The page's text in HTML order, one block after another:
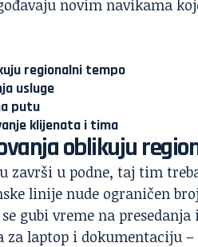
novim navikama
regionalni tempo
usluge
putu
klijenata i tima
oblikuju
završi u podne, taj tim
linije nude ograničen
gubi vreme na presedanja
za laptop i dokumentaciju